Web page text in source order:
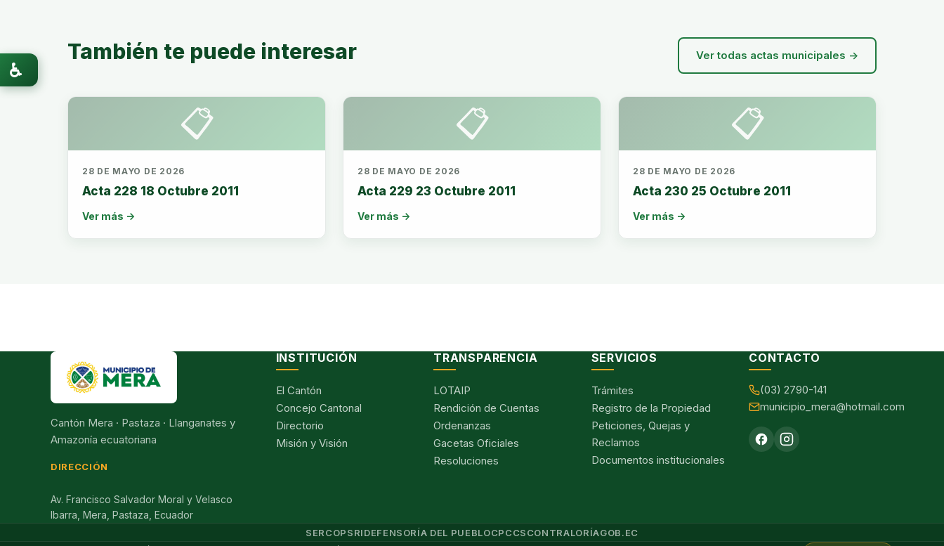
También te puede interesar Ver todas actas municipales →
📋
28 DE MAYO DE 2026
Acta 228 18 Octubre 2011
Ver más →
📋
28 DE MAYO DE 2026
Acta 229 23 Octubre 2011
Ver más →
📋
28 DE MAYO DE 2026
Acta 230 25 Octubre 2011
Ver más →
Cantón Mera · Pastaza · Llanganates y
Amazonía ecuatoriana
DIRECCIÓN
Av. Francisco Salvador Moral y Velasco
Ibarra, Mera, Pastaza, Ecuador
INSTITUCIÓN
El Cantón
Concejo Cantonal
Directorio
Misión y Visión
TRANSPARENCIA
LOTAIP
Rendición de Cuentas
Ordenanzas
Gacetas Oficiales
Resoluciones
SERVICIOS
Trámites
Registro de la Propiedad
Peticiones, Quejas y
Reclamos
Documentos institucionales
CONTACTO
(03) 2790-141
municipio_mera@hotmail.com
SERCOPSRIDEFENSORÍA DEL PUEBLOCPCCSCONTRALORÍAGOB.EC
♿